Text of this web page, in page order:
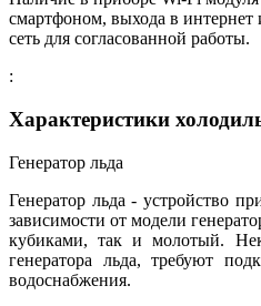
смартфоном, выхода в
сеть для согласованной работы.
:
Характеристики
Генератор льда
Генератор льда - устройство
зависимости от модели
кубиками, так и молотый.
генератора льда, требуют
водоснабжения.